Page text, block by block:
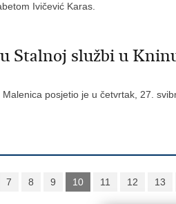
Ivičević Karas.
Stalnoj službi u
posjetio je u četvrtak, 27.
7 8 9 10 11 12 13